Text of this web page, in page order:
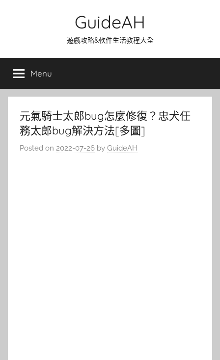
GuideAH
遊戲攻略&軟件生活教程大全
Menu
元氣騎士太郎bug怎麼修復？忠犬任
務太郎bug解決方法[多圖]
Posted on 2022-07-26 by GuideAH